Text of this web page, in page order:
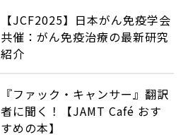
【JCF2025】日本がん免疫学会
共催：がん免疫治療の最新研究
紹介
『ファック・キャンサー』翻訳
者に聞く！【JAMT Café おす
すめの本】